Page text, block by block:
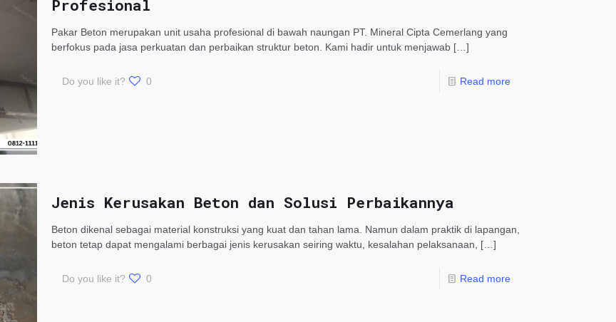
Profesional
Pakar Beton merupakan unit usaha profesional di bawah naungan PT. Mineral Cipta Cemerlang yang
berfokus pada jasa perkuatan dan perbaikan struktur beton. Kami hadir untuk menjawab[…]
Do you like it? 0 Read more
Jenis Kerusakan Beton dan Solusi Perbaikannya
Beton dikenal sebagai material konstruksi yang kuat dan tahan lama. Namun dalam praktik di lapangan,
beton tetap dapat mengalami berbagai jenis kerusakan seiring waktu, kesalahan pelaksanaan,
[…]
Do you like it? 0 Read more